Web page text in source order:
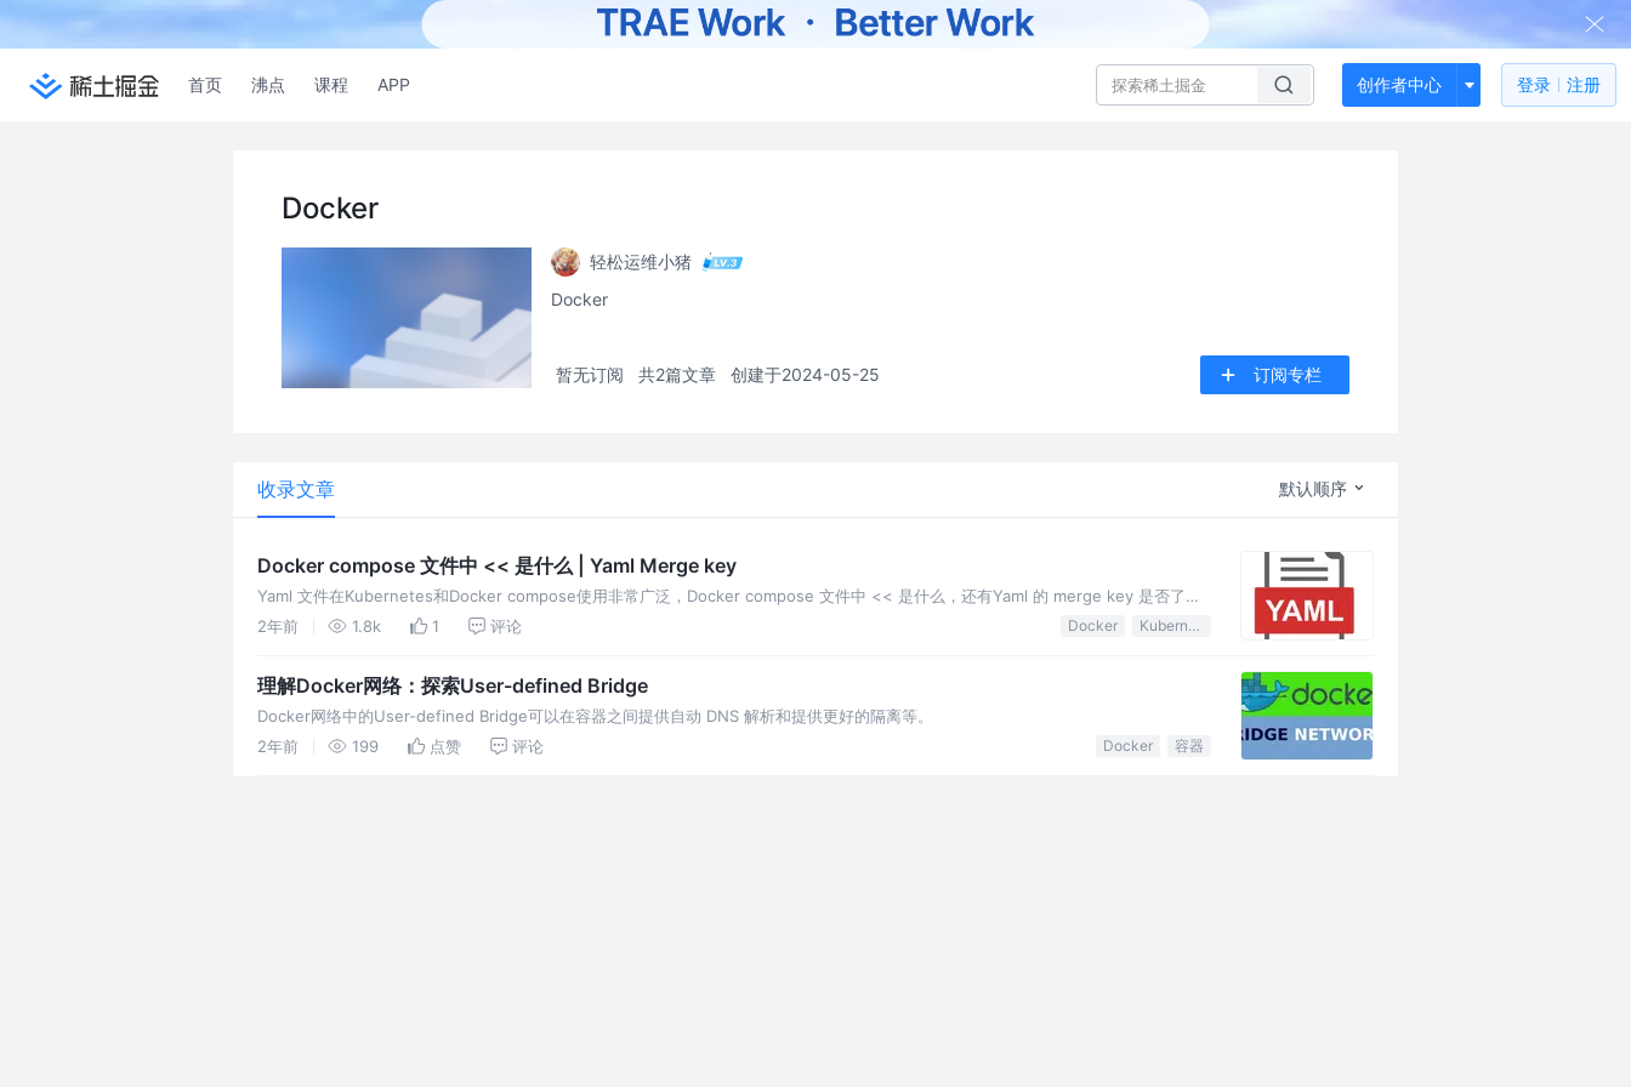
首页 沸点 课程 APP 创作者中心 登录 注册
Docker
轻松运维小猪
Docker
暂无订阅 共2篇文章 创建于2024-05-25 订阅专栏
收录文章 默认顺序
Docker compose 文件中 << 是什么 | Yaml Merge key
Yaml 文件在Kubernetes和Docker compose使用非常广泛，Docker compose 文件中 << 是什么，还有Yaml 的 merge key 是否了
解，它有什么作用呢？
2年前 1.8k 1 评论 Docker Kubernetes
理解Docker网络：探索User-defined Bridge
Docker网络中的User-defined Bridge可以在容器之间提供自动 DNS 解析和提供更好的隔离等。
2年前
199 点赞 评论 Docker 容器